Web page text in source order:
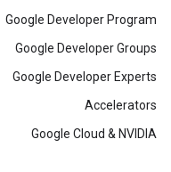
Google Developer Program
Google Developer Groups
Google Developer Experts
Accelerators
Google Cloud & NVIDIA